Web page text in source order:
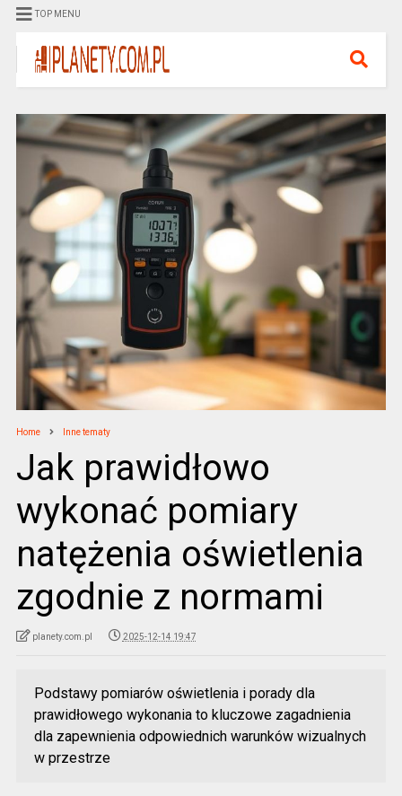
TOP MENU
Home Inne tematy
Jak prawidłowo
wykonać pomiary
natężenia oświetlenia
zgodnie z normami
planety.com.pl 2025-12-14 19:47
Podstawy pomiarów oświetlenia i porady dla
prawidłowego wykonania to kluczowe zagadnienia
dla zapewnienia odpowiednich warunków wizualnych
w przestrze